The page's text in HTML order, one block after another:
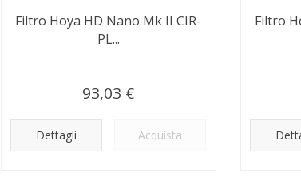
Filtro Hoya HD Nano Mk II CIR-
PL...
93,03 €
Dettagli Acquista
Filtro